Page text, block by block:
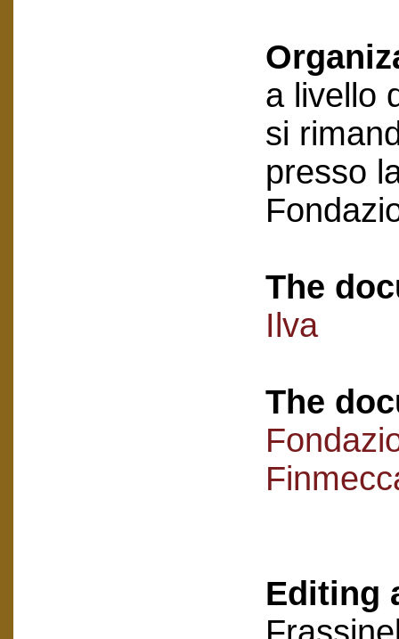
a livello
si
presso
The
Ilva
The
Editing